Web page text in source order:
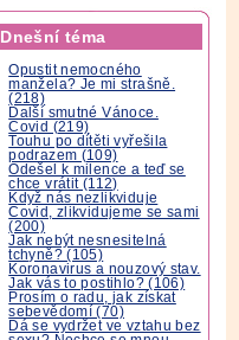
Dnešní téma
Opustit nemocného
manžela? Je mi strašně.
(218)
Další smutné Vánoce.
Covid (219)
Touhu po dítěti vyřešila
podrazem (109)
Odešel k milence a teď se
chce vrátit (112)
Když nás nezlikviduje
Covid, zlikvidujeme se sami
(200)
Jak nebýt nesnesitelná
tchyně? (105)
Koronavirus a nouzový stav.
Jak vás to postihlo? (106)
Prosím o radu, jak získat
sebevědomí (70)
Dá se vydržet ve vztahu bez